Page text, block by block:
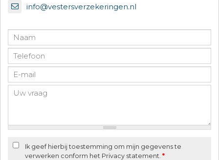
info@vestersverzekeringen.nl
Ik geef hierbij toestemming om mijn gegevens te
verwerken conform het Privacy statement. *